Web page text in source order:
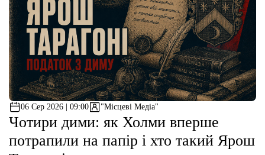
Інтерв’ю
Тексти
Публікації
Редакційна політика
06 Сер 2026 | 09:00 "Місцеві Медіа"
Чотири дими: як Холми вперше
потрапили на папір і хто такий Ярош